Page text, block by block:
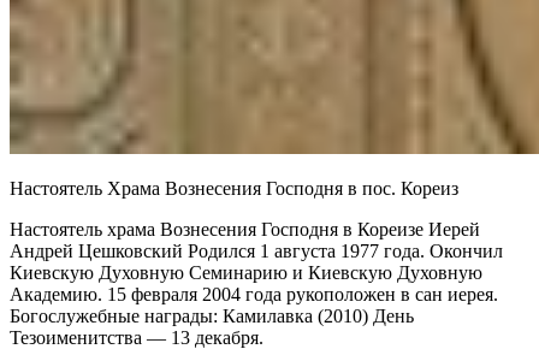
Настоятель Храма Вознесения Господня в пос. Кореиз
Настоятель храма Вознесения Господня в Кореизе Иерей
Андрей Цешковский Родился 1 августа 1977 года. Окончил
Киевскую Духовную Семинарию и Киевскую Духовную
Академию. 15 февраля 2004 года рукоположен в сан иерея.
Богослужебные награды: Камилавка (2010) День
Тезоименитства — 13 декабря.